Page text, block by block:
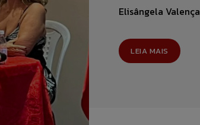
Elisângela Valença
LEIA MAIS